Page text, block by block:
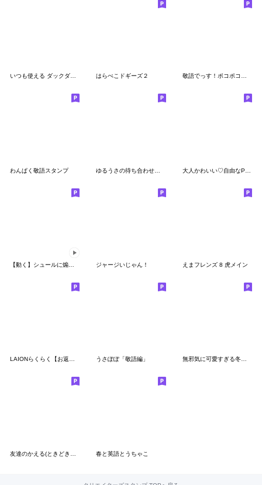
いつも使える ダックダック はらぺこドギーズ２ 敬語でっす！ポコポコフレンズ
わんぱく敬語スタンプ 大人かわいい♡自由なPeople
ジャージいじゃん！ えまフレンズ 8 虎メイン
LAIONらくらく【お返事】 うさぽぽ「敬語編」 無邪気に可愛すぎる冬♡ミニゴリラ
春と英語とうちゃこ